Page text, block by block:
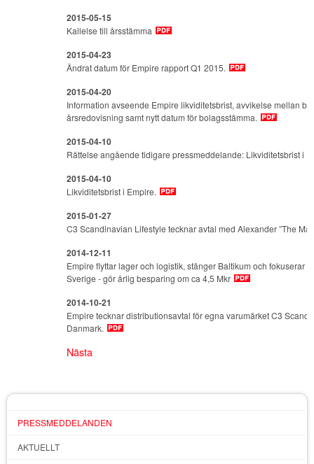
2015-05-15
Kallelse till årsstämma
2015-04-23
Ändrat datum för Empire rapport Q1 2015.
2015-04-20
Information avseende Empire likviditetsbrist, avvikelse mellan
årsredovisning samt nytt datum för bolagsstämma.
2015-04-10
Rättelse angående tidigare pressmeddelande: Likviditetsbrist i
2015-04-10
Likviditetsbrist i Empire.
2015-01-27
C3 Scandinavian Lifestyle tecknar avtal med Alexander ”The
2014-12-11
Empire flyttar lager och logistik, stänger Baltikum och fokuserar
Sverige - gör årlig besparing om ca 4,5 Mkr
2014-10-21
Empire tecknar distributionsavtal för egna varumärket C3
Danmark.
Nästa
PRESSMEDDELANDEN
AKTUELLT